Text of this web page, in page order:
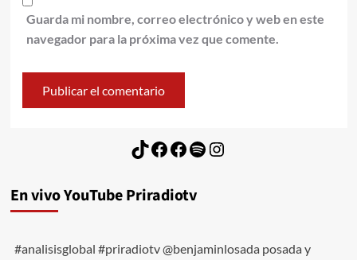
Guarda mi nombre, correo electrónico y web en este
navegador para la próxima vez que comente.
TikTok
Facebook
Facebook
Spotify
Instagram
En vivo YouTube Priradiotv
#analisisglobal #priradiotv @benjaminlosada posada y